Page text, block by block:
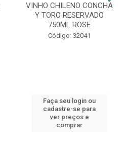
VINHO CHILENO CONCHA
Y TORO RESERVADO
750ML ROSE
Código: 32041
Faça seu login ou
cadastre-se para
ver preços e
comprar